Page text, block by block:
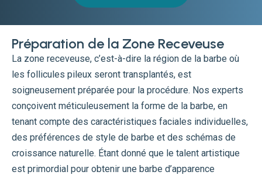
Préparation de la Zone Receveuse
La zone receveuse, c’est-à-dire la région de la barbe où
les follicules pileux seront transplantés, est
soigneusement préparée pour la procédure. Nos experts
conçoivent méticuleusement la forme de la barbe, en
tenant compte des caractéristiques faciales individuelles,
des préférences de style de barbe et des schémas de
croissance naturelle. Étant donné que le talent artistique
est primordial pour obtenir une barbe d’apparence